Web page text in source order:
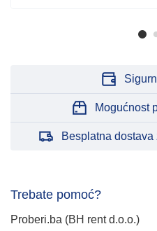
Mogućnost
Besplatna
Trebate pomoć?
Proberi.ba (BH rent d.o.o.)